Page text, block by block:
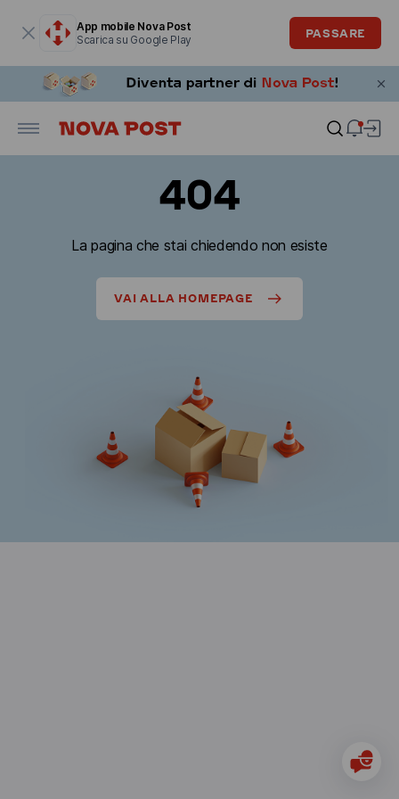
App mobile Nova Post
Scarica su Google Play
PASSARE
404
La pagina che stai chiedendo non esiste
VAI ALLA HOMEPAGE